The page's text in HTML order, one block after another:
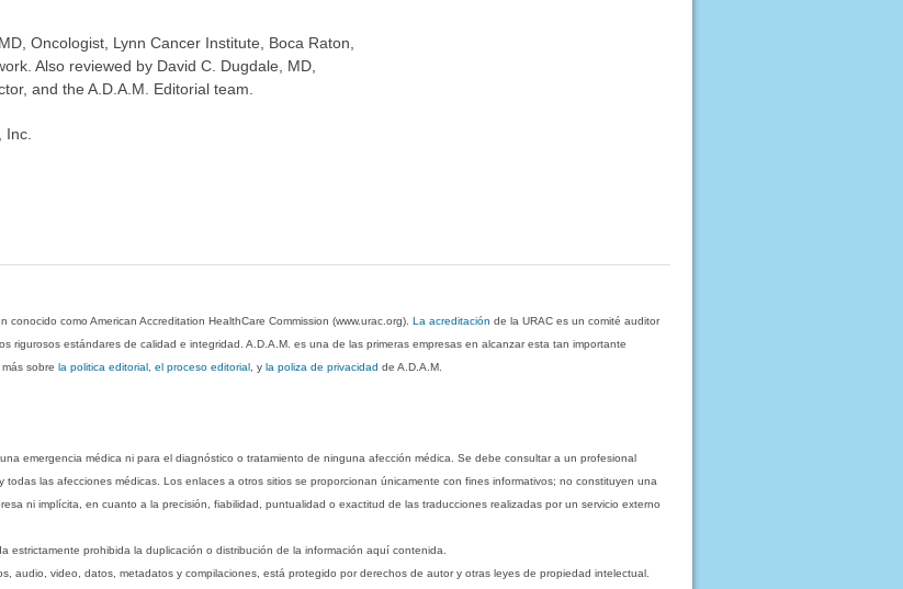
Oncologist, Lynn Cancer Institute, Boca Raton,
Also reviewed by David C. Dugdale, MD,
and the A.D.A.M. Editorial team.
Inc.
conocido como American Accreditation HealthCare Commission (www.urac.org).La acreditación de la URAC es un comité auditor
rigurosos estándares de calidad e integridad. A.D.A.M. es una de las primeras empresas en alcanzar esta tan importante
más sobrela politica editorial, el proceso editorial , yla poliza de privacidad de A.D.A.M.
emergencia médica ni para el diagnóstico o tratamiento de ninguna afección médica. Se debe consultar a un profesional
las afecciones médicas. Los enlaces a otros sitios se proporcionan únicamente con fines informativos; no constituyen una
ni implícita, en cuanto a la precisión, fiabilidad, puntualidad o exactitud de las traducciones realizadas por un servicio externo
prohibida la duplicación o distribución de la información aquí contenida.
audio, video, datos, metadatos y compilaciones, está protegido por derechos de autor y otras leyes de propiedad intelectual.